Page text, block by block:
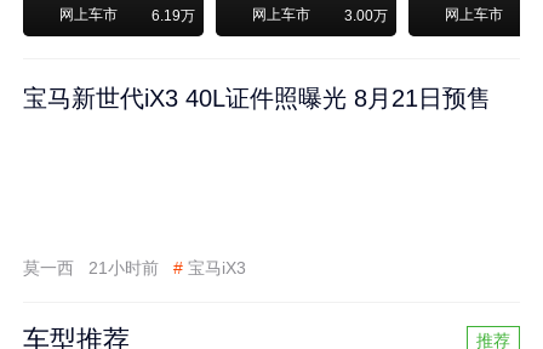
网上车市 6.19万 网上车市 3.00万 网上车市
宝马新世代iX3 40L证件照曝光 8月21日预售
莫一西 21小时前 # 宝马iX3
车型推荐 推荐